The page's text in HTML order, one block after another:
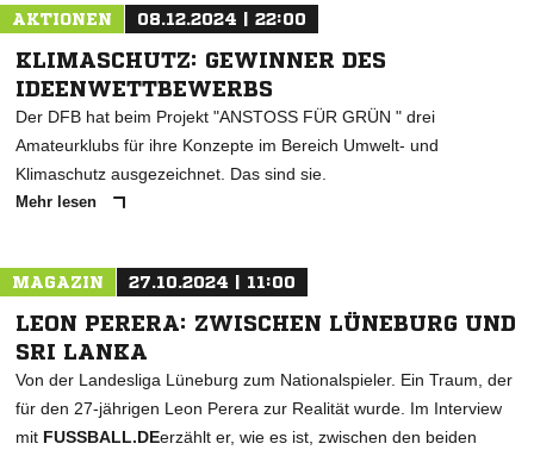
AKTIONEN 08.12.2024 | 22:00
KLIMASCHUTZ: GEWINNER DES
IDEENWETTBEWERBS
Der DFB hat beim Projekt "ANSTOSS FÜR GRÜN " drei
Amateurklubs für ihre Konzepte im Bereich Umwelt- und
Klimaschutz ausgezeichnet. Das sind sie.
Mehr lesen
MAGAZIN 27.10.2024 | 11:00
LEON PERERA: ZWISCHEN LÜNEBURG UND
SRI LANKA
Von der Landesliga Lüneburg zum Nationalspieler. Ein Traum, der
für den 27-jährigen Leon Perera zur Realität wurde. Im Interview
mit FUSSBALL.DEerzählt er, wie es ist, zwischen den beiden